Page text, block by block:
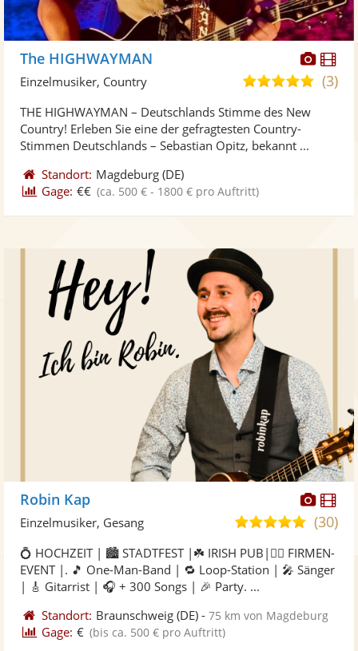
The HIGHWAYMAN
5,0(3)
Einzelmusiker, Country
THE HIGHWAYMAN – Deutschlands Stimme des New
Country! Erleben Sie eine der gefragtesten Country-
Stimmen Deutschlands – Sebastian Opitz, bekannt ...
Standort: Magdeburg (DE)
Gage: €€ (ca. 500 € - 1800 € pro Auftritt)
Fotos
Robin Kap
5,0
5
Sternen
(30)
Einzelmusiker, Gesang
💍 HOCHZEIT | 🏙️ STADTFEST |☘️ IRISH PUB|🤵‍♂️ FIRMEN-
EVENT |. 🎵 One-Man-Band | 🔁 Loop-Station | 🎤 Sänger
| 🎸 Gitarrist | 🎧 + 300 Songs | 🎉 Party. ...
Standort: Braunschweig (DE) -75 km von Magdeburg
Gage: € (bis ca. 500 € pro Auftritt)